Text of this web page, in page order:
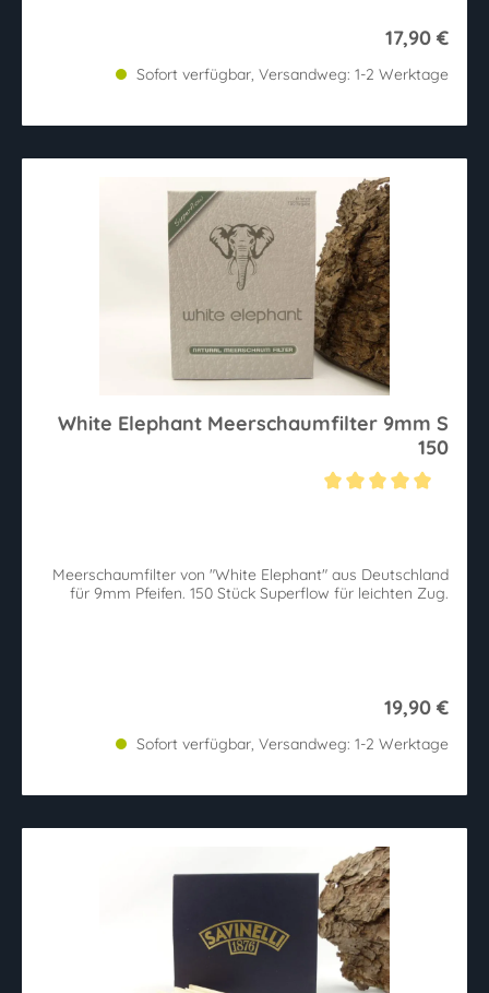
17,90 €
Sofort verfügbar, Versandweg: 1-2 Werktage
White Elephant Meerschaumfilter 9mm S
150
Meerschaumfilter von "White Elephant" aus Deutschland
für 9mm Pfeifen. 150 Stück Superflow für leichten Zug.
19,90 €
Sofort verfügbar, Versandweg: 1-2 Werktage